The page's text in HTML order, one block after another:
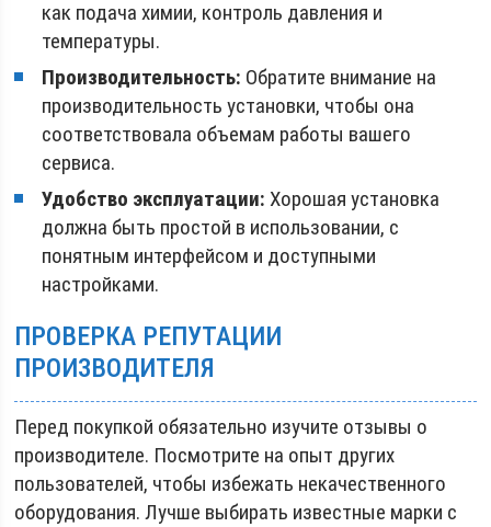
как подача химии, контроль давления и
температуры.
Производительность: Обратите внимание на
производительность установки, чтобы она
соответствовала объемам работы вашего
сервиса.
Удобство эксплуатации: Хорошая установка
должна быть простой в использовании, с
понятным интерфейсом и доступными
настройками.
ПРОВЕРКА РЕПУТАЦИИ
ПРОИЗВОДИТЕЛЯ
Перед покупкой обязательно изучите отзывы о
производителе. Посмотрите на опыт других
пользователей, чтобы избежать некачественного
оборудования. Лучше выбирать известные марки с